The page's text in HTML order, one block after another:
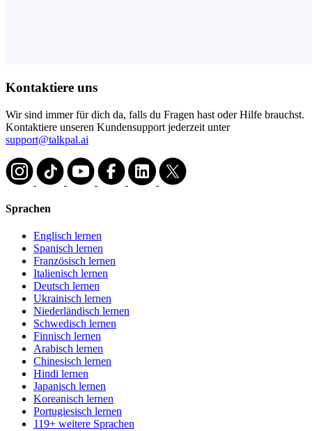
Kontaktiere uns
Wir sind immer für dich da, falls du Fragen hast oder Hilfe brauchst.
Kontaktiere unseren Kundensupport jederzeit unter
support@talkpal.ai
Sprachen
Englisch lernen
Spanisch lernen
Französisch lernen
Italienisch lernen
Deutsch lernen
Ukrainisch lernen
Niederländisch lernen
Schwedisch lernen
Finnisch lernen
Arabisch lernen
Chinesisch lernen
Hindi lernen
Japanisch lernen
Koreanisch lernen
Portugiesisch lernen
119+ weitere Sprachen